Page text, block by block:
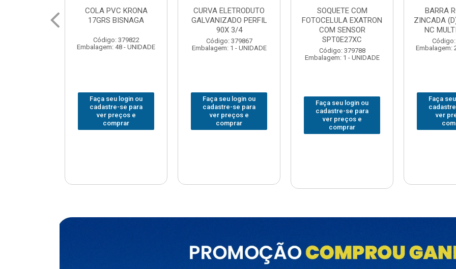
CURVA ELETRODUTO
GALVANIZADO PERFIL
Código: 379867
Embalagem: 1 - UNIDADE
Faça seu login ou
cadastre-se para
ver preços e
comprar
SOQUETE COM
FOTOCELULA EXATRON
COM SENSOR
SPT0E27XC
Código: 379788
Faça seu login ou
cadastre-se para
ver preços e
comprar
BARRA ROSCADA
ZINCADA (D) 5/16”X1MT
NC MULTIBARRAS
Código: 379806
Embalagem: 20 - UNIDADE
Faça seu login ou
cadastre-se para
ver preços e
comprar
JOMARCA
Embalagem:
Faça
ver